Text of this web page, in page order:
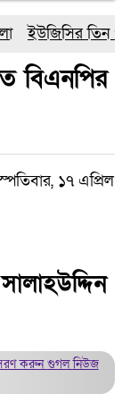
ইউজিসির তিন
বিএনপির
১৭ এপ্রিল
করুনগুগল নিউজ